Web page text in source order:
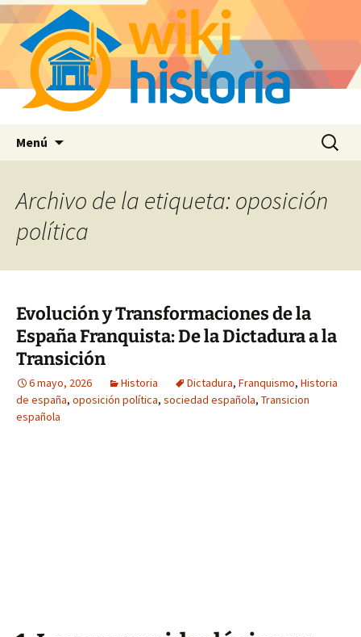
Menú Buscar:
Archivo de la etiqueta: oposición
política
Evolución y Transformaciones de la
España Franquista: De la Dictadura a la
Transición
6 mayo, 2026 Historia Dictadura, Franquismo, Historia
de españa, oposición política, sociedad española, Transicion
española